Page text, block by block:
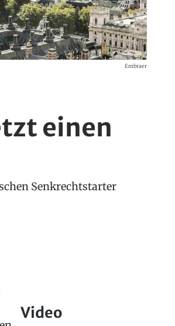
Embraer
einen
Senkrechtstarter
Video